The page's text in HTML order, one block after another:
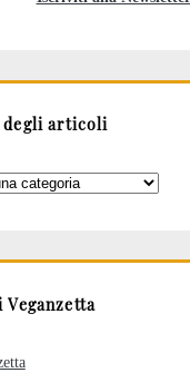
degli articoli
Veganzetta